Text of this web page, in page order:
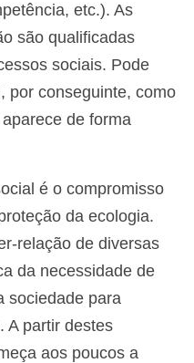
etc.). As
são qualificadas
sociais. Pode
por conseguinte, como
de forma
é o compromisso
da ecologia.
relação de diversas
da necessidade de
sociedade para
A partir destes
aos poucos a